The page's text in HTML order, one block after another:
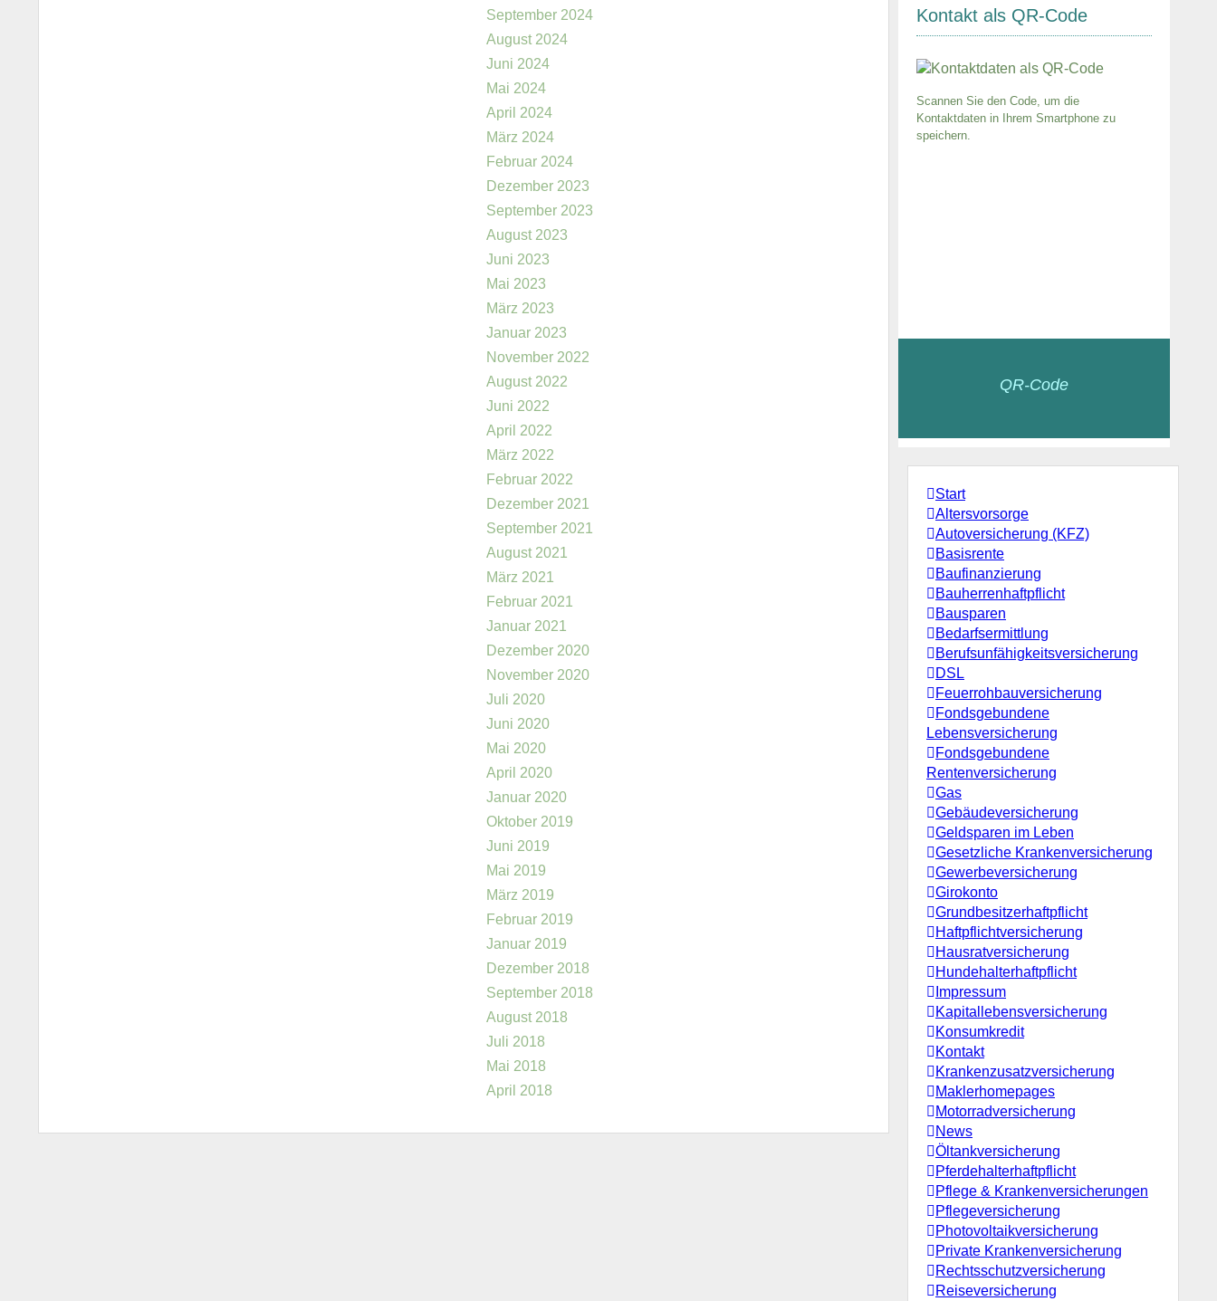
Kontakt als QR-Code
Scannen Sie den Code, um die
Kontaktdaten in Ihrem Smartphone zu
speichern.
QR-Code
Start
Altersvorsorge
Autoversicherung (KFZ)
Basisrente
Baufinanzierung
Bauherrenhaftpflicht
Bausparen
Bedarfsermittlung
Berufs­unfähigkeitsversicherung
DSL
Feuerrohbauversicherung
Fondsgebundene
Lebensversicherung
Fondsgebundene
Rentenversicherung
Gas
Gebäudeversicherung
Geldsparen im Leben
Gesetzliche Krankenversicherung
Gewerbeversicherung
Girokonto
Grundbesitzerhaftpflicht
Haftpflichtversicherung
Hausratversicherung
Hundehalterhaftpflicht
Impressum
Kapitallebensversicherung
Konsumkredit
Kontakt
Krankenzusatzversicherung
Maklerhomepages
Motorradversicherung
News
Öltankversicherung
Pferdehalterhaftpflicht
Pflege & Krankenversicherungen
Pflegeversicherung
Photovoltaikversicherung
Private Krankenversicherung
Rechtsschutzversicherung
Reiseversicherung
September 2024
August 2024
Juni 2024
Mai 2024
April 2024
März 2024
Februar 2024
Dezember 2023
September 2023
August 2023
Juni 2023
Mai 2023
März 2023
Januar 2023
November 2022
August 2022
Juni 2022
April 2022
März 2022
Februar 2022
Dezember 2021
September 2021
August 2021
März 2021
Februar 2021
Januar 2021
Dezember 2020
November 2020
Juli 2020
Juni 2020
Mai 2020
April 2020
Januar 2020
Oktober 2019
Juni 2019
Mai 2019
März 2019
Februar 2019
Januar 2019
Dezember 2018
September 2018
August 2018
Juli 2018
Mai 2018
April 2018